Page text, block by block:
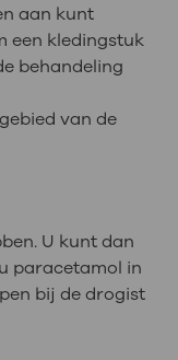
aan kunt
een kledingstuk
behandeling
van de
U kunt dan
paracetamol in
bij de drogist